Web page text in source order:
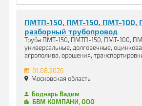
ПМТП-150, ПМТ-150, ПМТ-100,
разборный трубопровод
Труба ПМТ-150, ПМТП-150, ПМТ-100,
универсальные, долговечные,
агрополива, орошения,
01.08.2026
Московская область
Боднарь Вадим
БВМ КОМПАНИ, ООО